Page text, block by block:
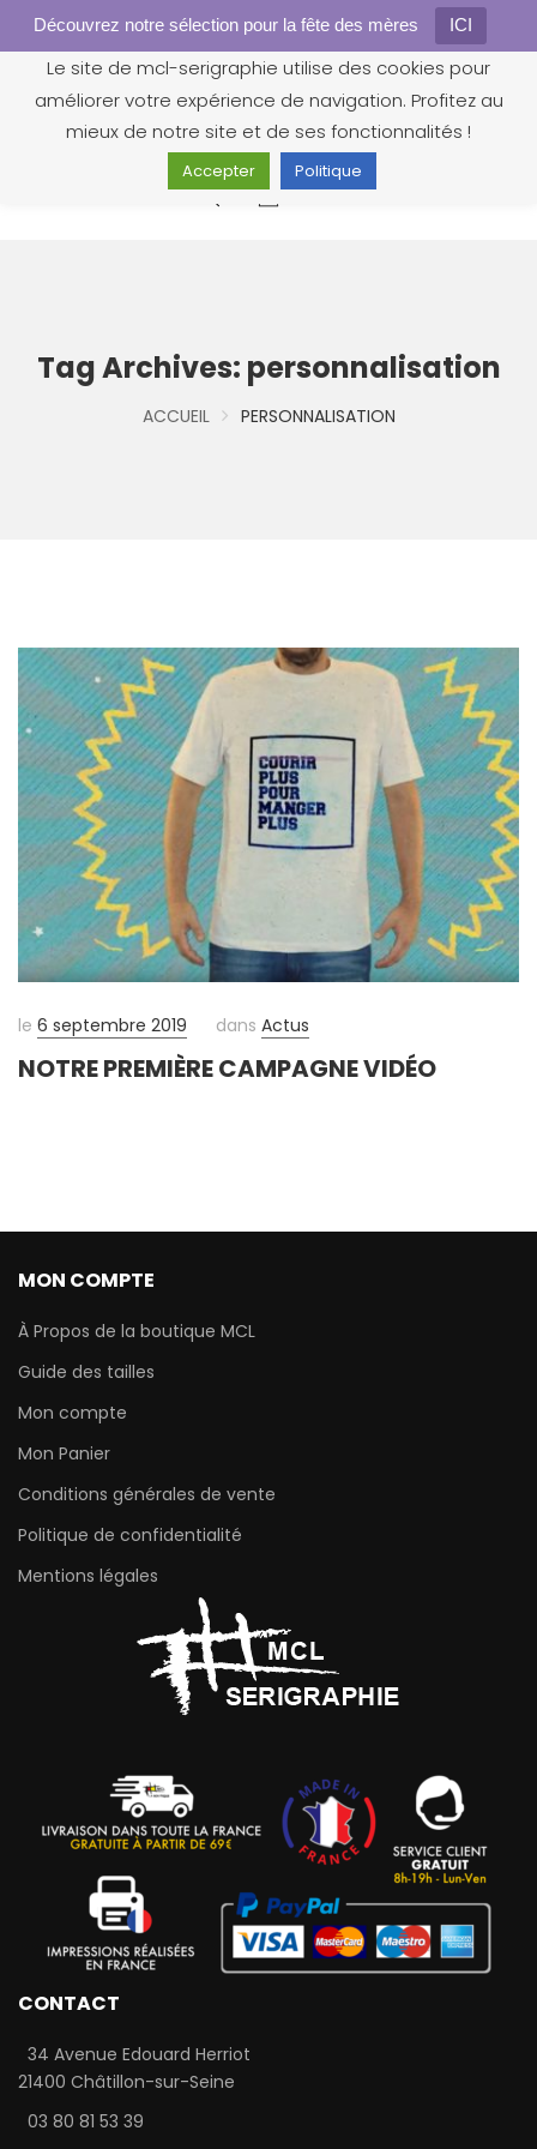
Découvrez notre sélection pour la fête des mères ICI
0
Tag Archives: personnalisation
ACCUEIL PERSONNALISATION
le 6 septembre 2019 dans Actus
NOTRE PREMIÈRE CAMPAGNE VIDÉO
Gestion des cookies
Le site de mcl-serigraphie utilise des cookies pour
améliorer votre expérience de navigation. Profitez au
mieux de notre site et de ses fonctionnalités !
Accepter Politique
MON COMPTE
À Propos de la boutique MCL
Guide des tailles
Mon compte
Mon Panier
Conditions générales de vente
Politique de confidentialité
Mentions légales
CONTACT
34 Avenue Edouard Herriot
21400 Châtillon-sur-Seine
03 80 81 53 39